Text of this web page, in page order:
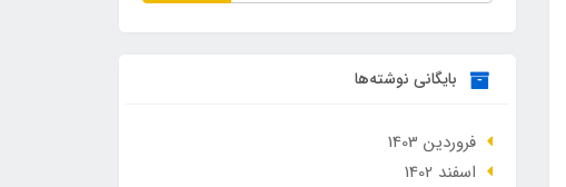
بایگانی نوشته‌ها
فروردین 1403
اسفند 1402